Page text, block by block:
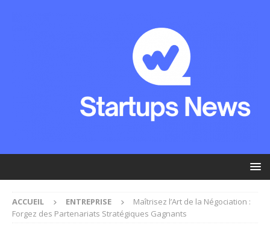
ACCUEIL ENTREPRISE
Maîtrisez l’Art de la Négociation :
Forgez des Partenariats Stratégiques Gagnants